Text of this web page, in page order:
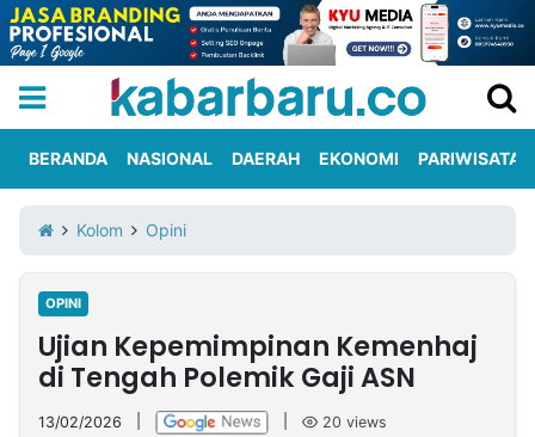
Iklan
Berita
Kami
Nasional
International
Olahraga
Entertainment
Daerah
Pariwisata
Kuliner
Kolom
BERANDA NASIONAL DAERAH EKONOMI PARIWISATA
Kolom Opini
OPINI
Ujian Kepemimpinan Kemenhaj
di Tengah Polemik Gaji ASN
13/02/2026 20 views